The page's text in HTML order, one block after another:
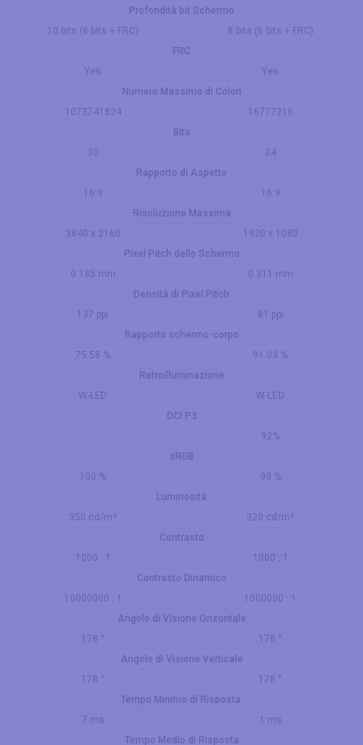
Profondità bit Schermo
10 bits (8 bits + FRC)
8 bits (6 bits + FRC)
FRC
Yes
Yes
Numero Massimo di Colori
1073741824
16777216
Bits
30
24
Rapporto di Aspetto
16:9
16:9
Risoluzione Massima
3840 x 2160
1920 x 1080
Pixel Pitch dello Schermo
0.185 mm
0.311 mm
Densità di Pixel Pitch
137 ppi
81 ppi
Rapporto schermo-corpo
75.58 %
91.03 %
Retroilluminazione
W-LED
W-LED
DCI P3
92%
sRGB
100 %
99 %
Luminosità
350 cd/m²
320 cd/m²
Contrasto
1000 : 1
1000 : 1
Contrasto Dinamico
10000000 : 1
1000000 : 1
Angolo di Visione Orizontale
178 °
178 °
Angolo di Visione Verticale
178 °
178 °
Tempo Minimo di Risposta
7 ms
1 ms
Tempo Medio di Risposta